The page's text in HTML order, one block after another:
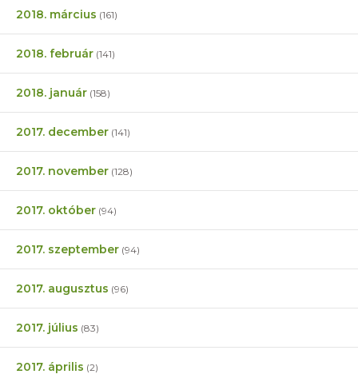
2018. március (161)
2018. február (141)
2018. január (158)
2017. december (141)
2017. november (128)
2017. október (94)
2017. szeptember (94)
2017. augusztus (96)
2017. július (83)
2017. április (2)